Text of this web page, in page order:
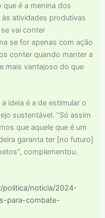
que é a menina dos
atividades produtivas
vai conter
se for apenas com ação
conter quando manter a
mais vantajoso do que
ideia é a de estimular o
sustentável. “Só assim
que aquele que é um
garanta ter [no futuro]
complementou.
politica/noticia/2024-
para-combate-